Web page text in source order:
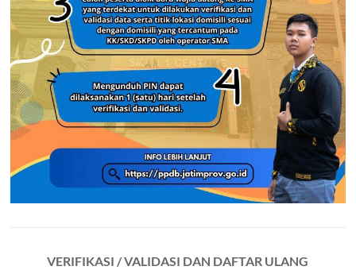
VERIFIKASI / VALIDASI DAN DAFTAR ULANG